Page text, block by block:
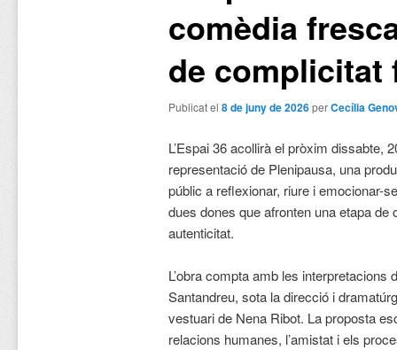
comèdia
de complicitat
Publicat el 8 de juny de 2026perCecília
L’Espai 36 acollirà el pròxim dissabte,
representació de Plenipausa, una
públic a reflexionar, riure i emocionar-
dues dones que afronten una etapa
autenticitat.
L’obra compta amb les interpretacions
Santandreu, sota la direcció i
vestuari de Nena Ribot. La proposta
relacions humanes, l’amistat i els